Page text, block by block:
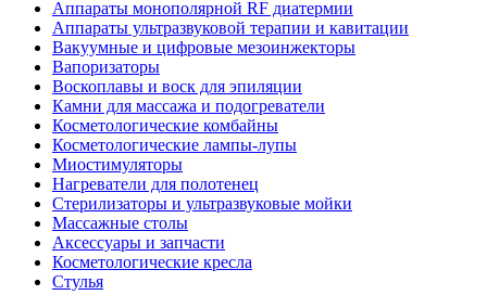
Аппараты монополярной RF диатермии
Аппараты ультразвуковой терапии и кавитации
Вакуумные и цифровые мезоинжекторы
Вапоризаторы
Воскоплавы и воск для эпиляции
Камни для массажа и подогреватели
Косметологические комбайны
Косметологические лампы-лупы
Миостимуляторы
Нагреватели для полотенец
Стерилизаторы и ультразвуковые мойки
Массажные столы
Аксессуары и запчасти
Косметологические кресла
Стулья